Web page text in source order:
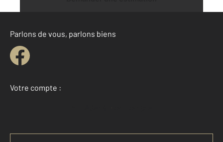
Parlons de vous, parlons biens
Votre compte :
Accéder à mon compte